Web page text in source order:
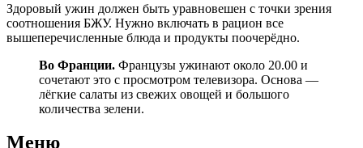
Здоровый ужин должен быть уравновешен с точки зрения
соотношения БЖУ. Нужно включать в рацион все
вышеперечисленные блюда и продукты поочерёдно.
Во Франции. Французы ужинают около 20.00 и
сочетают это с просмотром телевизора. Основа —
лёгкие салаты из свежих овощей и большого
количества зелени.
Меню